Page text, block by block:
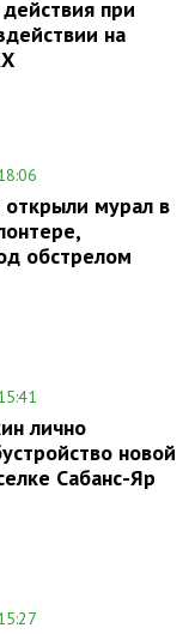
при
на
открыли мурал в
обстрелом
лично
новой
Сабанс-Яр